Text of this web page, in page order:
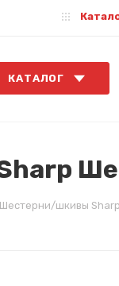
КАТАЛОГ
Sharp
Шестерни/шкивы Sharp